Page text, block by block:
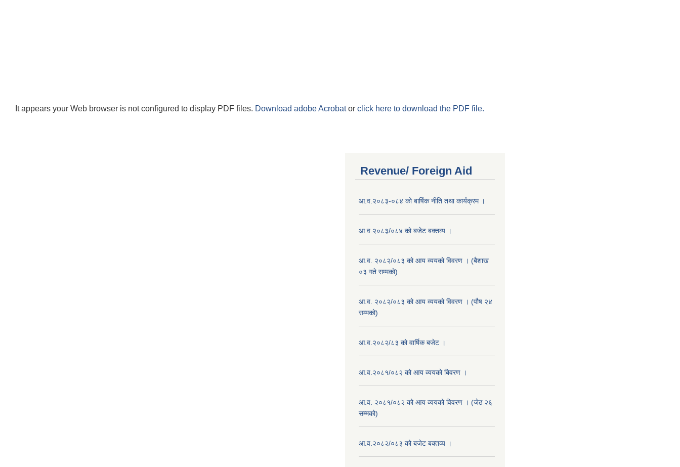
It appears your Web browser is not configured to display PDF files. Download adobe Acrobator click here to download the PDF file.
Revenue/ Foreign Aid
आ.व.२०८३-०८४ को बार्षिक नीति तथा कार्यक्रम ।
आ.व.२०८३/०८४ को बजेट बक्तव्य ।
आ.व. २०८२/०८३ को आय व्ययको विवरण । (बैशाख
०३ गते सम्मको)
आ.व. २०८२/०८३ को आय व्ययको विवरण । (पौष २४
सम्मको)
आ.व.२०८२/८३ को वार्षिक बजेट ।
आ.व.२०८१/०८२ को आय व्ययको बिवरण ।
आ.व. २०८१/०८२ को आय व्ययको विवरण । (जेठ २६
सम्मको)
आ.व.२०८२/०८३ को बजेट बक्तव्य ।